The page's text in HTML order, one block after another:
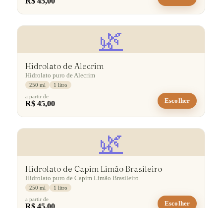
🌿
Hidrolato de Alecrim
Hidrolato puro de Alecrim
250 ml
1 litro
a partir de
R$ 45,00 Escolher
🌿
Hidrolato de Capim Limão Brasileiro
Hidrolato puro de Capim Limão Brasileiro
250 ml
1 litro
a partir de
Escolher